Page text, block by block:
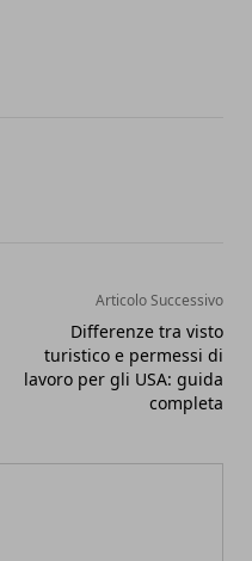
Articolo Successivo
Differenze tra visto
turistico e permessi di
lavoro per gli USA: guida
completa